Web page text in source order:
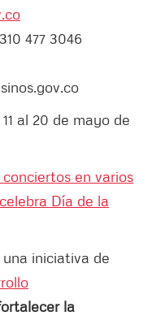
477 3046
al 20 de mayo de
conciertos en varios
Día de la
iniciativa de
la